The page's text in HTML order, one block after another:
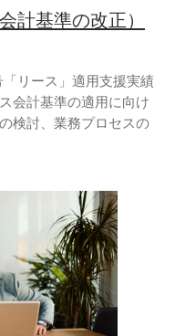
計基準の改正）
リース」適用支援実績
会計基準の適用に向け
検討、業務プロセスの